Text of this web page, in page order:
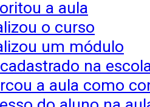
a aula
o curso
um módulo
na
a aula como